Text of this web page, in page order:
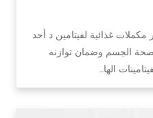
مكملات غذائية لفيتامين د أحد
صحة الجسم وضمان توازنه
الها…